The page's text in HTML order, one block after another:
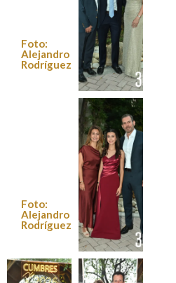
Foto:
Alejandro
Rodríguez
Foto:
Alejandro
Rodríguez
Foto:
Alejandro
Rodríguez
Foto:
Alejandro